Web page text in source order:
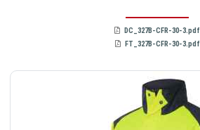
DC_327B-CFR-30-3.pdf
FT_327B-CFR-30-3.pdf